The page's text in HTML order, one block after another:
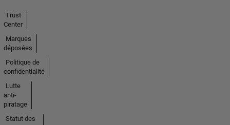
Trust
Center
Marques
déposées
Politique de
confidentialité
Lutte
anti-
piratage
Statut des